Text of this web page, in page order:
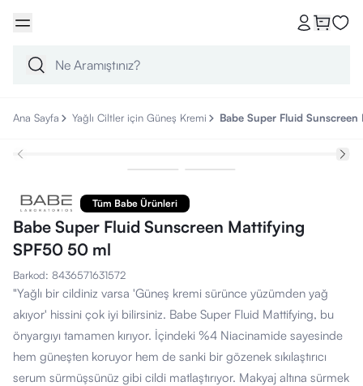
Ana Sayfa Yağlı Ciltler için Güneş Kremi Babe Super Fluid
Tüm Babe Ürünleri
Babe Super Fluid Sunscreen Mattifying
SPF50 50 ml
Barkod: 8436571631572
"Yağlı bir cildiniz varsa 'Güneş kremi sürünce yüzümden yağ
akıyor' hissini çok iyi bilirsiniz. Babe Super Fluid Mattifying, bu
önyargıyı tamamen kırıyor. İçindeki %4 Niacinamide sayesinde
hem güneşten koruyor hem de sanki bir gözenek sıkılaştırıcı
serum sürmüşsünüz gibi cildi matlaştırıyor. Makyaj altına sürmek